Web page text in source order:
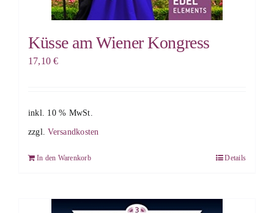
Küsse am Wiener Kongress
17,10€
inkl. 10 % MwSt.
zzgl.Versandkosten
In den Warenkorb Details